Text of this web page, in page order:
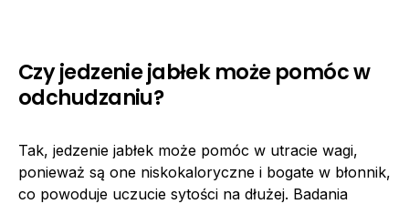
Czy jedzenie jabłek może pomóc w
odchudzaniu?
Tak, jedzenie jabłek może pomóc w utracie wagi,
ponieważ są one niskokaloryczne i bogate w błonnik,
co powoduje uczucie sytości na dłużej. Badania